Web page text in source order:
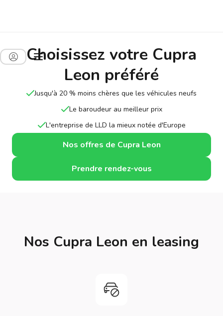
Choisissez votre Cupra
Leon préféré
Jusqu'à 20 % moins chères que les véhicules neufs
Le baroudeur au meilleur prix
L'entreprise de LLD la mieux notée d'Europe
Nos offres de Cupra Leon
Prendre rendez-vous
Nos Cupra Leon en leasing